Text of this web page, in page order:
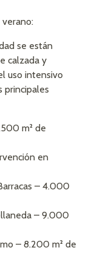
se están
calzada y
uso intensivo
principales
m² de
en
– 4.000
– 9.000
– 8.200 m² de